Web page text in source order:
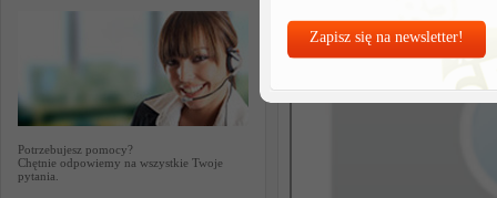
Zapisz się na newsletter!
Potrzebujesz pomocy?
Chętnie odpowiemy na wszystkie Twoje
pytania.